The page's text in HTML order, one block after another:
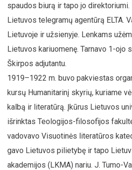
spaudos biurą ir tapo jo
Lietuvos telegramų agentūrą ELTA.
Lietuvoje ir užsienyje. Lenkams
Lietuvos kariuomenę. Tarnavo 1-ojo
Škirpos adjutantu.
1919–1922 m. buvo pakviestas
kursų Humanitarinį skyrių, kuriame
kalbą ir literatūrą. Įkūrus Lietuvos
išrinktas Teologijos-filosofijos
vadovavo Visuotinės literatūros
gavo Lietuvos pilietybę ir tapo
akademijos (LKMA) nariu. J. Tumo-